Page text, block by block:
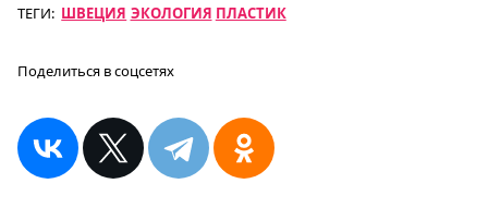
ТЕГИ: ШВЕЦИЯ ЭКОЛОГИЯ ПЛАСТИК
Поделиться в соцсетях